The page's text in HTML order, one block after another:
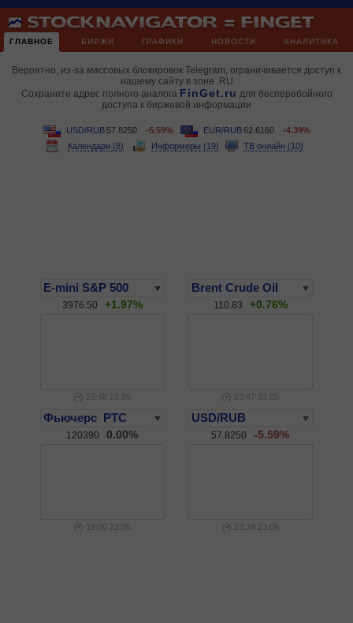
ГЛАВНОЕ БИРЖИ ГРАФИКИ НОВОСТИ АНАЛИТИКА
Вероятно, из-за массовых блокировок Telegram, ограничивается доступ к
нашему сайту в зоне .RU
Сохраните адрес полного аналога FinGet.ru для бесперебойного
доступа к биржевой информации
USD/RUB 57.8250 -5.59% EUR/RUB 62.6160
-4.39%
Календари (8)
Информеры (19) ТВ онлайн (10)
3976.50 +1.97%
23:48 23.05
110.83 +0.76%
23:47 23.05
120390 0.00%
19:00 23.05
57.8250 -5.59%
23:34 23.05